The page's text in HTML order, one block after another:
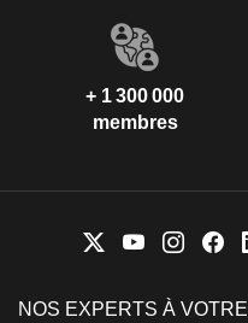
+ 1 300 000
membres
NOS EXPERTS À VOTRE